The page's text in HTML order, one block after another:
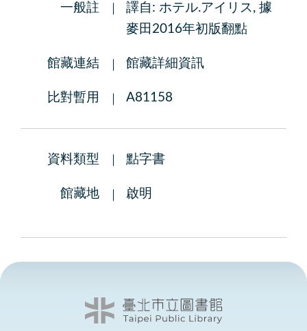
一般註
譯自: ホテル.アイリス, 據
麥田2016年初版翻點
館藏連結 館藏詳細資訊
比對暫用 A81158
資料類型 點字書
館藏地 啟明